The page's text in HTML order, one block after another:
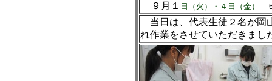
９月１
日（火）・４日（金）
当日は、代表生徒２名が岡
れ作業をさせていただきまし